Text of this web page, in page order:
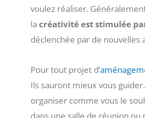
voulez réaliser.
la créativitéeststimulée
déclenchée par de nouvelles
Pour tout projet d’
Ils sauront mieux vous
organiser comme vous le